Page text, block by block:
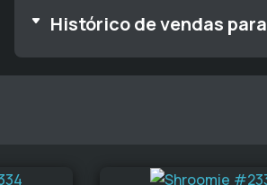
Histórico de vendas